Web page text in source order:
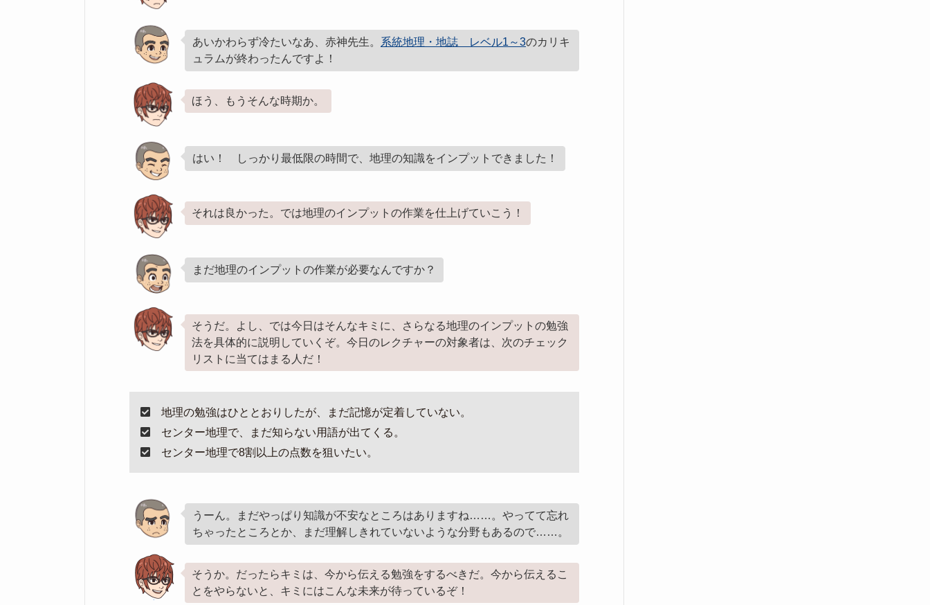
あいかわらず冷たいなあ、赤神先生。 系統地理・地誌 レベル1～3のカリキ
ュラムが終わったんですよ！
ほう、もうそんな時期か。
はい！ しっかり最低限の時間で、地理の知識をインプットできました！
それは良かった。では地理のインプットの作業を仕上げていこう！
まだ地理のインプットの作業が必要なんですか？
そうだ。よし、では今日はそんなキミに、さらなる地理のインプットの勉強
法を具体的に説明していくぞ。今日のレクチャーの対象者は、次のチェック
リストに当てはまる人だ！
地理の勉強はひととおりしたが、まだ記憶が定着していない。
センター地理で、まだ知らない用語が出てくる。
センター地理で8割以上の点数を狙いたい。
うーん。まだやっぱり知識が不安なところはありますね……。やってて忘れ
ちゃったところとか、まだ理解しきれていないような分野もあるので……。
そうか。だったらキミは、今から伝える勉強をするべきだ。今から伝えるこ
とをやらないと、キミにはこんな未来が待っているぞ！